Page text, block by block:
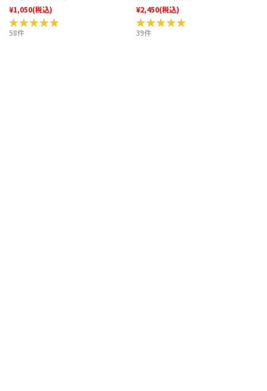
¥1,050(税込)
★★★★★
★★★★★
58件
¥2,450(税込)
★★★★★
★★★★★
39件